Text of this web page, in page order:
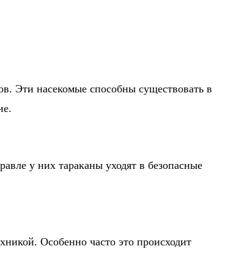
Эти насекомые способны существовать в
у них тараканы уходят в безопасные
Особенно часто это происходит